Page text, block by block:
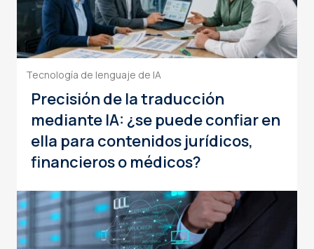
Tecnología de lenguaje de IA
Precisión de la traducción
mediante IA: ¿se puede confiar en
ella para contenidos jurídicos,
financieros o médicos?